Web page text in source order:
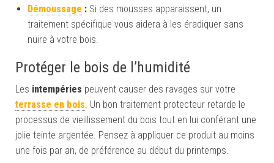
Démoussage : Si des mousses apparaissent, un
traitement spécifique vous aidera à les éradiquer sans
nuire à votre bois.
Protéger le bois de l’humidité
Les intempéries peuvent causer des ravages sur votre
terrasse en bois. Un bon traitement protecteur retarde le
processus de vieillissement du bois tout en lui conférant une
jolie teinte argentée. Pensez à appliquer ce produit au moins
une fois par an, de préférence au début du printemps.